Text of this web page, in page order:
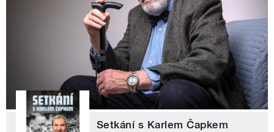
Setkání s Karlem Čapkem